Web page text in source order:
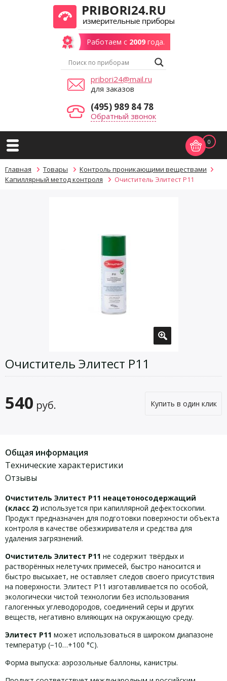
Работаем с 2009года.
pribori24@mail.ru
для заказов
(495) 989 84 78
Обратный звонок
0
Главная Товары
Контроль проникающими веществами
Капиллярный метод контроля
Очиститель Элитест Р11
Очиститель Элитест Р11
540 руб. Купить в один клик
Общая информация
Технические характеристики
Отзывы
Очиститель Элитест Р11 неацетоносодержащий
(класс 2) используется при капиллярной дефектоскопии.
Продукт предназначен для подготовки поверхности объекта
контроля в качестве обезжиривателя и средства для
удаления загрязнений.
Очиститель Элитест Р11 не содержит твёрдых и
растворённых нелетучих примесей, быстро наносится и
быстро высыхает, не оставляет следов своего присутствия
на поверхности. Элитест Р11 изготавливается по особой,
экологически чистой технологии без использования
галогенных углеводородов, соединений серы и других
веществ, негативно влияющих на окружающую среду.
Элитест Р11 может использоваться в широком диапазоне
температур (−10…+100 °C).
Форма выпуска: аэрозольные баллоны, канистры.